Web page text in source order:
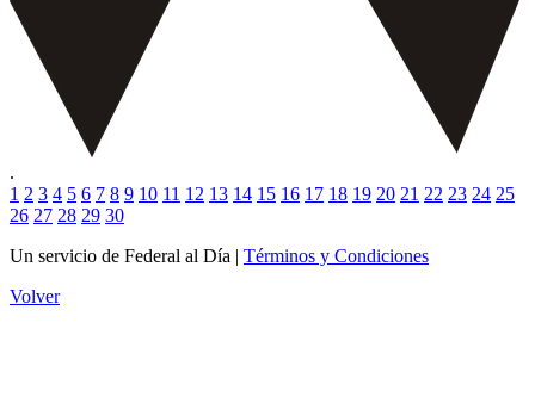
.
1 2 3 4 5 6 7 8 9 10 11 12 13 14 15 16 17 18 19 20 21 22 23 24 25
26 27 28 29 30
Un servicio de Federal al Día | Términos y Condiciones
Volver